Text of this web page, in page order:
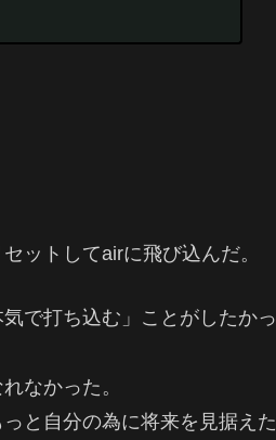
ットしてairに飛び込んだ。
で打ち込む」ことがしたかっ
なかった。
と自分の為に将来を見据えた